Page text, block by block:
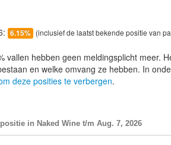
6.15% (inclusief de laatst bekende positie van
vallen hebben geen meldingsplicht meer.
en welke omvang ze hebben. In
deze posities te verbergen.
in Naked Wine t/m Aug. 7, 2026